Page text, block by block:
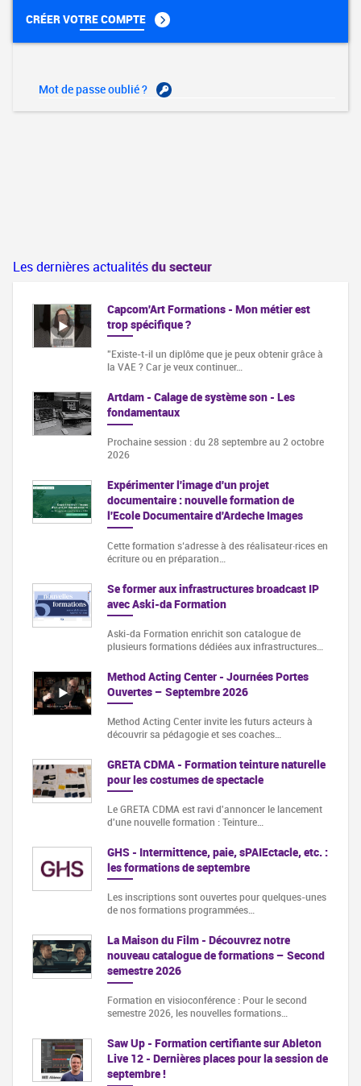
CRÉER VOTRE COMPTE
Mot de passe oublié ?
Les dernières actualitésdu secteur
Capcom'Art Formations - Mon métier est
trop spécifique ?
"Existe-t-il un diplôme que je peux obtenir grâce à
la VAE ? Car je veux continuer…
Artdam - Calage de système son - Les
fondamentaux
Prochaine session : du 28 septembre au 2 octobre
2026
Expérimenter l'image d'un projet
documentaire : nouvelle formation de
l'Ecole Documentaire d'Ardeche Images
Cette formation s‘adresse à des réalisateur·rices en
écriture ou en préparation…
Se former aux infrastructures broadcast IP
avec Aski-da Formation
Aski-da Formation enrichit son catalogue de
plusieurs formations dédiées aux infrastructures…
Method Acting Center - Journées Portes
Ouvertes – Septembre 2026
Method Acting Center invite les futurs acteurs à
découvrir sa pédagogie et ses coaches…
GRETA CDMA - Formation teinture naturelle
pour les costumes de spectacle
Le GRETA CDMA est ravi d'annoncer le lancement
d'une nouvelle formation : Teinture…
GHS - Intermittence, paie, sPAIEctacle, etc. :
les formations de septembre
Les inscriptions sont ouvertes pour quelques-unes
de nos formations programmées…
La Maison du Film - Découvrez notre
nouveau catalogue de formations – Second
semestre 2026
Formation en visioconférence : Pour le second
semestre 2026, les nouvelles formations…
Saw Up - Formation certifiante sur Ableton
Live 12 - Dernières places pour la session de
septembre !